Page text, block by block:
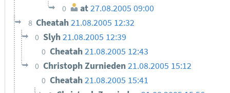
0 at27.08.2005 09:00
8 Cheatah21.08.2005 12:32
0 Slyh21.08.2005 12:39
0 Cheatah21.08.2005 12:43
0 Christoph Zurnieden21.08.2005 15:12
0 Cheatah21.08.2005 15:41